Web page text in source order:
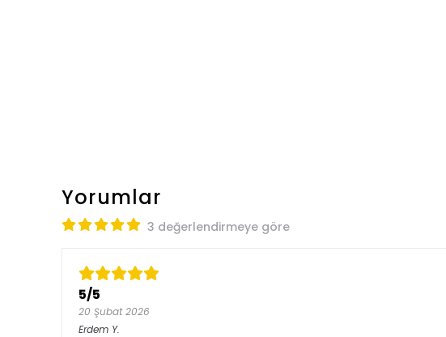
Yorumlar
3 değerlendirmeye göre
5/5
20 Şubat 2026
Erdem Y.